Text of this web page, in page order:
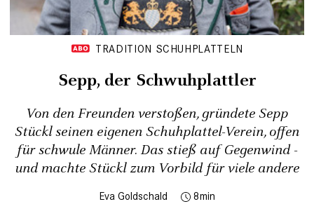
TRADITION SCHUHPLATTELN
Sepp, der Schwuhplattler
Von den Freunden verstoßen, gründete Sepp
Stückl seinen eigenen Schuhplattel-Verein, offen
für schwule Männer. Das stieß auf Gegenwind -
und machte Stückl zum Vorbild für viele andere
Eva Goldschald 8